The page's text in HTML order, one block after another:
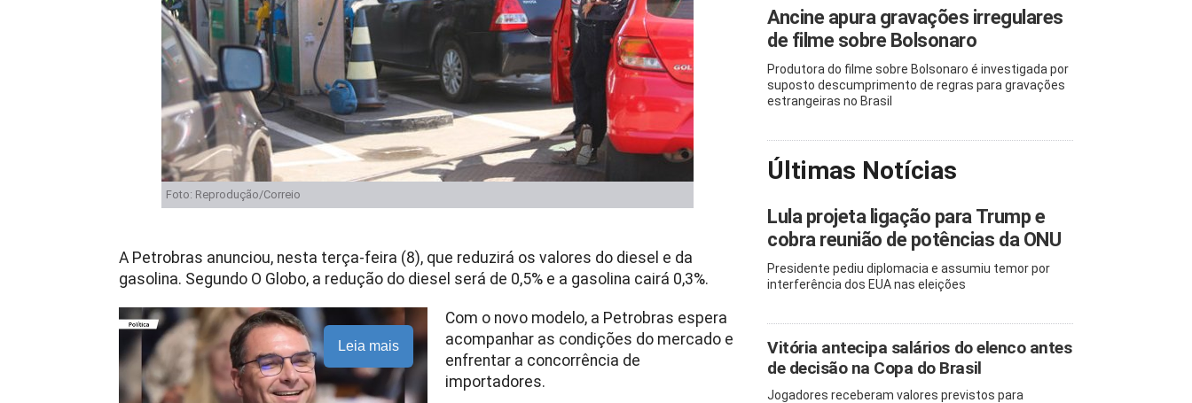
Foto: Reprodução/Correio
A Petrobras anunciou, nesta terça-feira (8), que reduzirá os valores do diesel e da
gasolina. Segundo O Globo, a redução do diesel será de 0,5% e a gasolina cairá 0,3%.
Leia mais
Com o novo modelo, a Petrobras espera
acompanhar as condições do mercado e
enfrentar a concorrência de
importadores.
Ancine apura gravações irregulares
de filme sobre Bolsonaro
Produtora do filme sobre Bolsonaro é investigada por
suposto descumprimento de regras para gravações
estrangeiras no Brasil
Últimas Notícias
Lula projeta ligação para Trump e
cobra reunião de potências da ONU
Presidente pediu diplomacia e assumiu temor por
interferência dos EUA nas eleições
Vitória antecipa salários do elenco antes
de decisão na Copa do Brasil
Jogadores receberam valores previstos para